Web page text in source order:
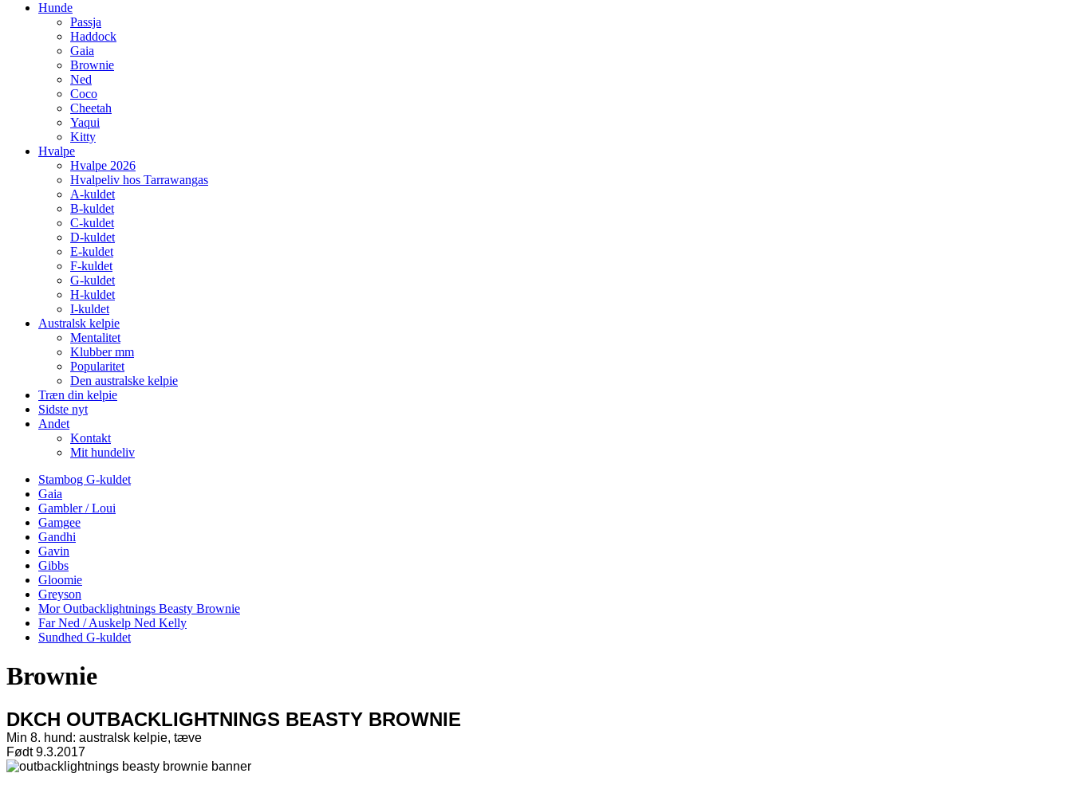
Hunde
Passja
Haddock
Gaia
Brownie
Ned
Coco
Cheetah
Yaqui
Kitty
Hvalpe
Hvalpe 2026
Hvalpeliv hos Tarrawangas
A-kuldet
B-kuldet
C-kuldet
D-kuldet
E-kuldet
F-kuldet
G-kuldet
H-kuldet
I-kuldet
Australsk kelpie
Mentalitet
Klubber mm
Popularitet
Den australske kelpie
Træn din kelpie
Sidste nyt
Andet
Kontakt
Mit hundeliv
Stambog G-kuldet
Gaia
Gambler / Loui
Gamgee
Gandhi
Gavin
Gibbs
Gloomie
Greyson
Mor Outbacklightnings Beasty Brownie
Far Ned / Auskelp Ned Kelly
Sundhed G-kuldet
Brownie
DKCH OUTBACKLIGHTNINGS BEASTY BROWNIE
Min 8. hund: australsk kelpie, tæve
Født 9.3.2017